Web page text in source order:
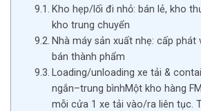
Kho hẹp/lối đi nhỏ: bán lẻ, kho
kho trung chuyển
Nhà máy sản xuất nhẹ: cấp phát
bán thành phẩm
Loading/unloading xe tải &
ngắn–trung bìnhMột kho hàng
mỗi cửa 1 xe tải vào/ra liên tục.